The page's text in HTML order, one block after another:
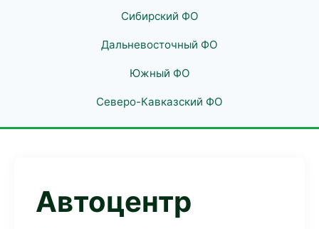
Сибирский ФО
Дальневосточный ФО
Южный ФО
Северо-Кавказский ФО
Автоцентр